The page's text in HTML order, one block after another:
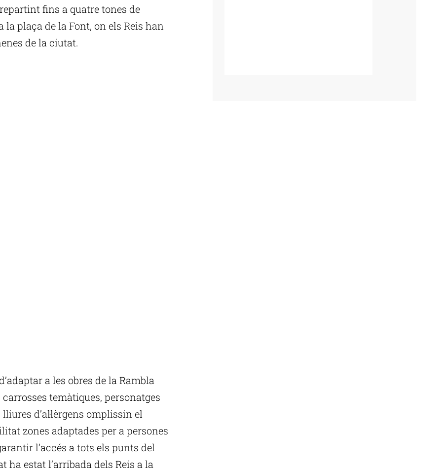
fins a quatre tones de
plaça de la Font, on els Reis han
de la ciutat.
a les obres de la Rambla
temàtiques, personatges
d’al·lèrgens omplissin el
zones adaptades per a persones
l’accés a tots els punts del
ha estat l’arribada dels Reis a la